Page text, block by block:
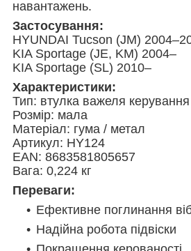
навантажень.
Застосування:
HYUNDAI Tucson (JM)
KIA Sportage (JE, KM) 2004–
KIA Sportage (SL) 2010–
Характеристики:
Тип: втулка важеля керування
Розмір: мала
Матеріал: гума / метал
Артикул: HY124
EAN: 8683581805657
Вага: 0,224 кг
Переваги:
Ефективне поглинання
Надійна робота підвіски